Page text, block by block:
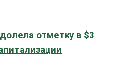
отметку в $3